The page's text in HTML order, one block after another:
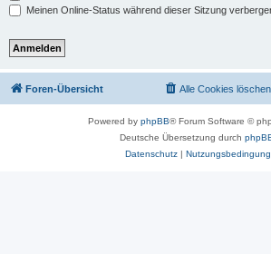
Meinen Online-Status während dieser Sitzung
Foren-Übersicht Alle Cookies löschen
Powered by phpBB® Forum Software ©
Deutsche Übersetzung durch
Datenschutz|